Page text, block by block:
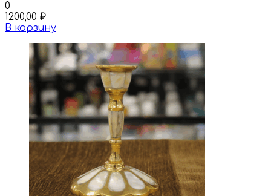
0
1200,00 ₽
В корзину